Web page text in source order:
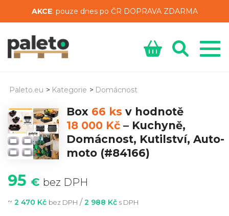
AKCE: pouze dnes po ČR DOPRAVA ZDARMA
Paleto.eu > Kategorie > Domácnost
Box 66 ks v hodnotě
18 000 Kč – Kuchyně,
Domácnost, Kutilství, Auto-
moto (#84166)
95 € bez DPH
~ 2 470 Kč bez DPH / 2 988 Kč s DPH